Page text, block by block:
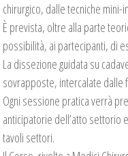
chirurgico, dalle tecniche mini-
È prevista, oltre alla parte
possibilità, ai partecipanti, di
La dissezione guidata su
sovrapposte, intercalate dalle
Ogni sessione pratica verrà
anticipatorie dell’atto settorio
tavoli settori.